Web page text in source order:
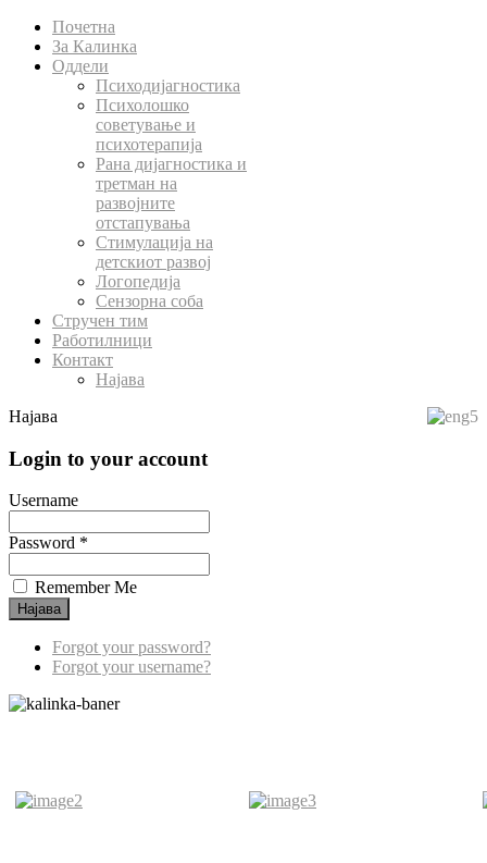
Почетна
За Калинка
Оддели
Психодијагностика
Психолошко
советување и
психотерапија
Рана дијагностика и
третман на
развојните
отстапувања
Стимулација на
детскиот развој
Логопедија
Сензорна соба
Стручен тим
Работилници
Контакт
Најава
Најава
Login to your account
Username
Password *
Remember Me
Forgot your password?
Forgot your username?